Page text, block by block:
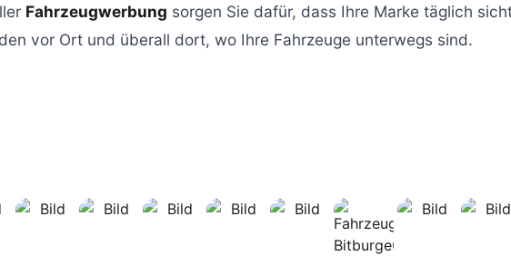
Fahrzeugwerbung sorgen Sie dafür, dass Ihre Marke täglich
vor Ort und überall dort, wo Ihre Fahrzeuge unterwegs sind.